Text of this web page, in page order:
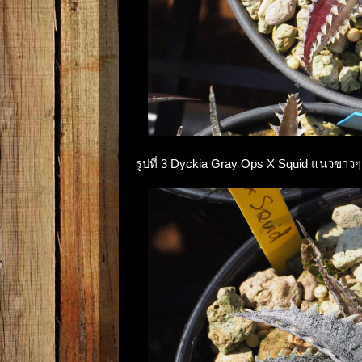
รูปที่ 3 Dyckia Gray Ops X Squid แนวขาว